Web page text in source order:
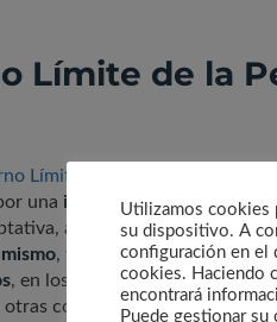
Límite de la
Límite de la Personalidad
una inestabilidad emocional
ante cualquier
, y provoca un
, en los que las personas que
otras conductas
Utilizamos cookies
su dispositivo. A
configuración en el
cookies. Haciendo
encontrará
Puede gestionar